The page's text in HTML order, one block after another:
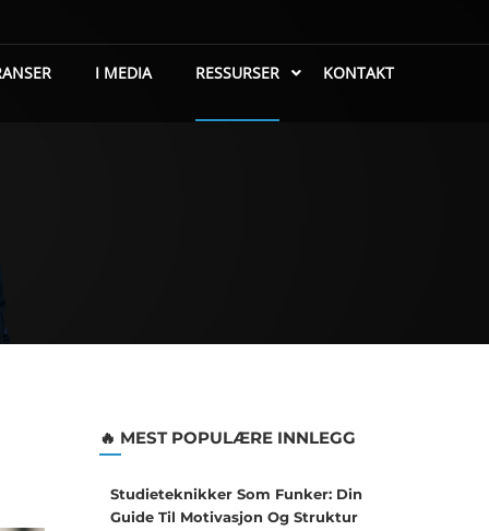
I MEDIA RESSURSER KONTAKT
🔥 MEST POPULÆRE INNLEGG
Studieteknikker Som Funker: Din
Guide Til Motivasjon Og Struktur